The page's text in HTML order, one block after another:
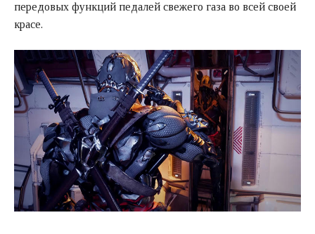
передовых функций педалей свежего газа во всей своей
красе.